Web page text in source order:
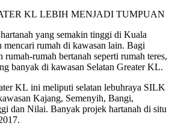
KL LEBIH MENJADI TUMPUAN
yang semakin tinggi di Kuala
mencari rumah di kawasan lain. Bagi
rumah bertanah seperti rumah teres,
banyak di kawasan Selatan Greater KL.
KL ini meliputi selatan lebuhraya SILK
Kajang, Semenyih, Ba­ngi,
dan Nilai. Banyak projek hartanah di situ